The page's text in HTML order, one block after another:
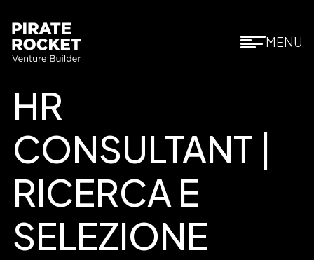
MENU
HR
CONSULTANT |
RICERCA E
SELEZIONE